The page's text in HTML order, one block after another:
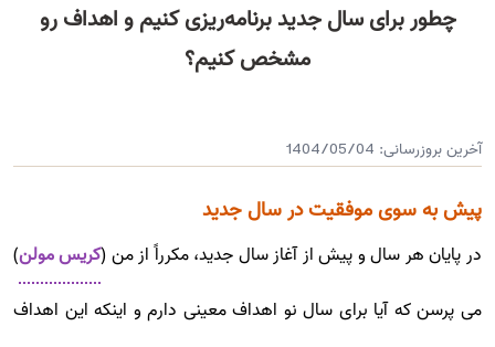
چطور برای سال جدید برنامه‌ریزی کنیم و اهداف رو
مشخص کنیم؟
آخرین بروزرسانی: 1404/05/04
پیش به سوی موفقیت در سال جدید
در پایان هر سال و پیش از آغاز سال جدید، مکرراً از من (کریس مولن)
می پرسن که آیا برای سال نو اهداف معینی دارم و اینکه این اهداف